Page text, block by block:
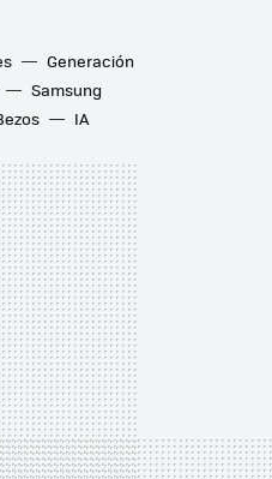
Generación
Samsung
IA